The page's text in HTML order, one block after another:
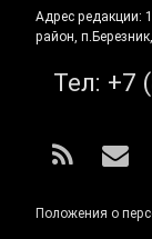
Адрес редакции:
район,
Тел: +7
RSS E-
Положения о